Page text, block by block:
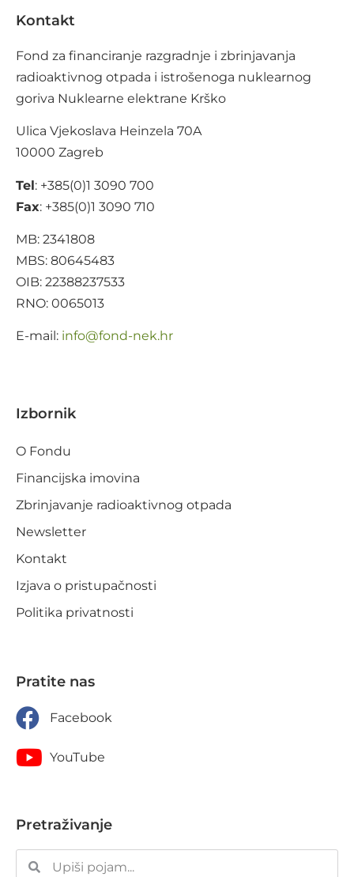
Kontakt
Fond za financiranje razgradnje i zbrinjavanja
radioaktivnog otpada i istrošenoga nuklearnog
goriva Nuklearne elektrane Krško
Ulica Vjekoslava Heinzela 70A
10000 Zagreb
Tel: +385(0)1 3090 700
Fax: +385(0)1 3090 710
MB: 2341808
MBS: 80645483
OIB: 22388237533
RNO: 0065013
E-mail: rh.ken-dnof
@ofni
Izbornik
O Fondu
Financijska imovina
Zbrinjavanje radioaktivnog otpada
Newsletter
Kontakt
Izjava o pristupačnosti
Politika privatnosti
Pratite nas
Facebook
YouTube
Pretraživanje